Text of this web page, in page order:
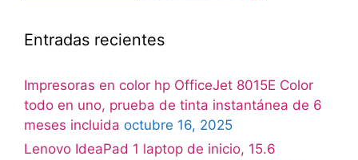
Entradas recientes
Impresoras en color hp OfficeJet 8015E Color
todo en uno, prueba de tinta instantánea de 6
meses incluida octubre 16, 2025
Lenovo IdeaPad 1 laptop de inicio, 15.6